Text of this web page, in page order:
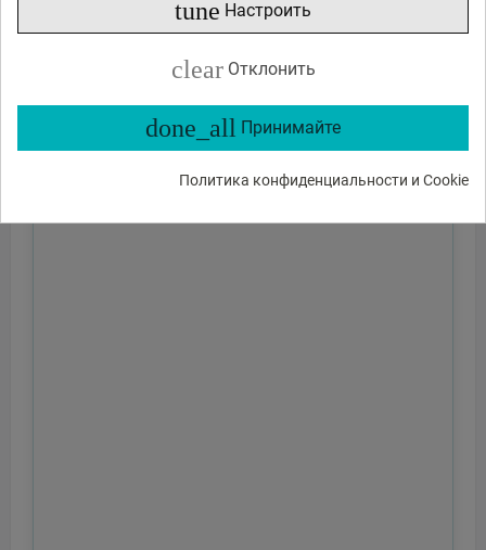
tune Настроить
clear Отклонить
done_all Принимайте
Политика конфиденциальности и Cookie